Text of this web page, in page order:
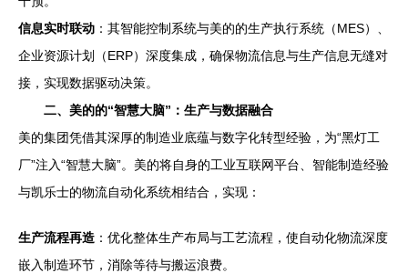
信息实时联动 ：其智能控制系统与美的的生产执行系统（MES）、
企业资源计划（ERP）深度集成，确保物流信息与生产信息无缝对
接，实现数据驱动决策。
二、美的的“智慧大脑”：生产与数据融合
美的集团凭借其深厚的制造业底蕴与数字化转型经验，为“黑灯工
厂”注入“智慧大脑”。美的将自身的工业互联网平台、智能制造经验
与凯乐士的物流自动化系统相结合，实现：
生产流程再造 ：优化整体生产布局与工艺流程，使自动化物流深度
嵌入制造环节，消除等待与搬运浪费。